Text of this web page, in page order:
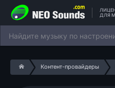
ДЛЯ
Контент-провайдеры